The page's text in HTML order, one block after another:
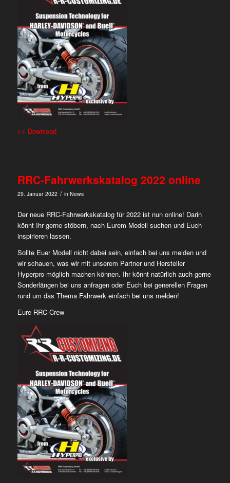
>> Download
RRC-Fahrwerkskatalog 2022 online
29. Januar 2022 / in News
Der neue RRC-Fahrwerkskatalog für 2022 ist nun online! Darin
könnt Ihr gerne stöbern, nach Eurem Modell suchen und Euch
inspirieren lassen.
Sollte Euer Modell nicht dabei sein, einfach bei uns melden und
wir schauen, was wir mit unserem Partner und Hersteller
Hyperpro möglich machen können. Ihr könnt natürlich auch gerne
Sonderlängen bei uns anfragen oder Euch bei generellen Fragen
rund um das Thema Fahrwerk einfach bei uns melden!
Eure RRC-Crew